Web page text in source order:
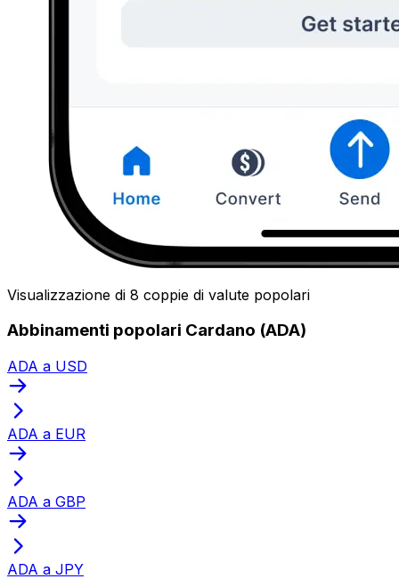
Visualizzazione di 8 coppie di valute popolari
Abbinamenti popolari Cardano (ADA)
ADA a USD
ADA a EUR
ADA a GBP
ADA a JPY